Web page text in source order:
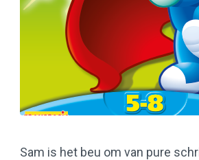
Sam is het beu om van pure